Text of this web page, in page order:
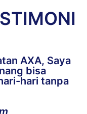
AXA, Saya
bisa
hari tanpa